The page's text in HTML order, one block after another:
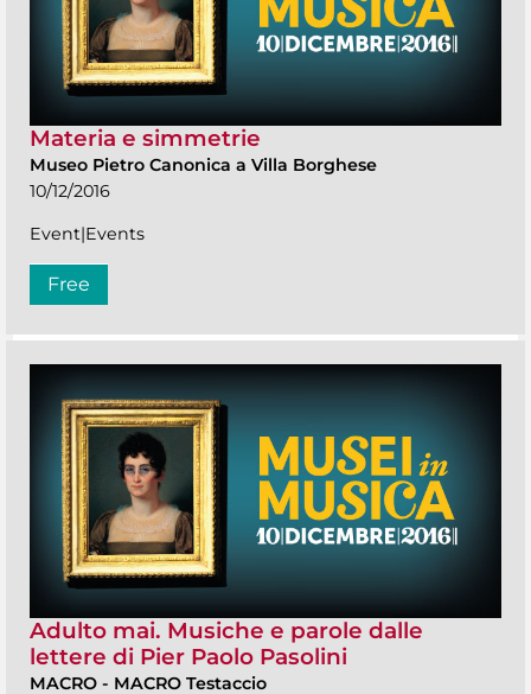
Materia e simmetrie
Museo Pietro Canonica a Villa Borghese
10/12/2016
Event|Events
Free
Adulto mai. Musiche e parole dalle
lettere di Pier Paolo Pasolini
MACRO - MACRO Testaccio